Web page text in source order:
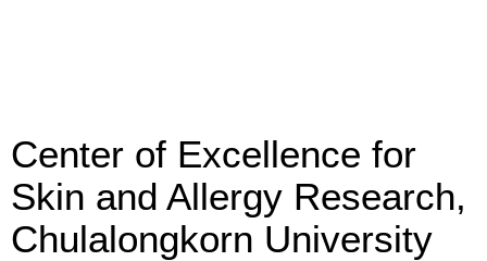
Center of Excellence for
Skin and Allergy Research,
Chulalongkorn University